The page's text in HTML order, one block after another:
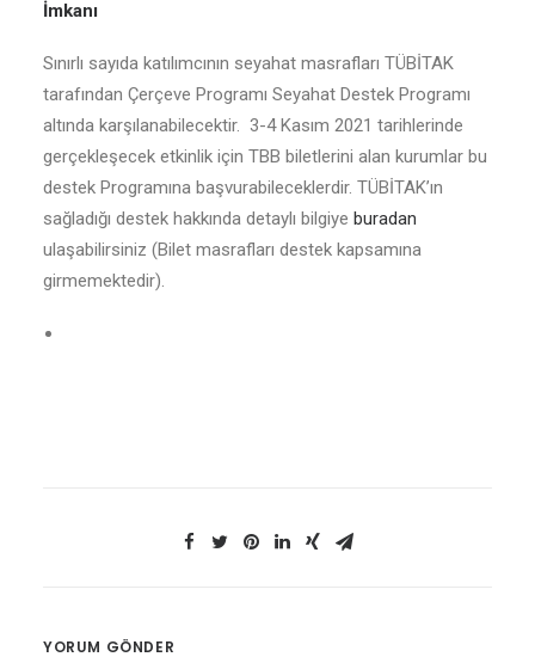
İmkanı
Sınırlı sayıda katılımcının seyahat masrafları TÜBİTAK
tarafından Çerçeve Programı Seyahat Destek Programı
altında karşılanabilecektir. 3-4 Kasım 2021 tarihlerinde
gerçekleşecek etkinlik için TBB biletlerini alan kurumlar bu
destek Programına başvurabileceklerdir. TÜBİTAK’ın
sağladığı destek hakkında detaylı bilgiye buradan
ulaşabilirsiniz (Bilet masrafları destek kapsamına
girmemektedir).
YORUM GÖNDER